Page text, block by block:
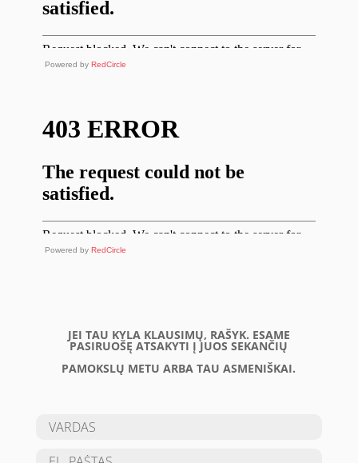
Powered by RedCircle
Powered by RedCircle
JEI TAU KYLA KLAUSIMŲ, RAŠYK. ESAME
PASIRUOŠĘ ATSAKYTI Į JUOS SEKANČIŲ
PAMOKSLŲ METU ARBA TAU ASMENIŠKAI.